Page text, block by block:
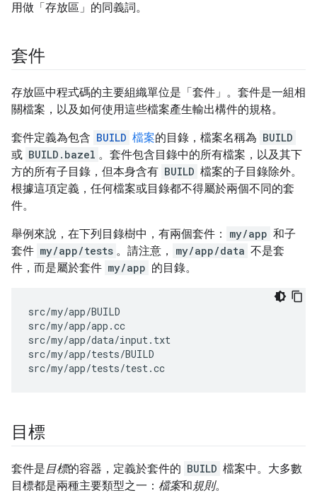
用做「存放區」的同義詞。
套件
存放區中程式碼的主要組織單位是「套件」 。套件是一組相
關檔案，以及如何使用這些檔案產生輸出構件的規格。
套件定義為包含 BUILD 檔案的目錄，檔案名稱為 BUILD
或 BUILD.bazel 。套件包含目錄中的所有檔案，以及其下
方的所有子目錄，但本身含有 BUILD 檔案的子目錄除外。
根據這項定義，任何檔案或目錄都不得屬於兩個不同的套
件。
舉例來說，在下列目錄樹中，有兩個套件： my/app 和子
套件 my/app/tests 。請注意， my/app/data 不是套
件，而是屬於套件 my/app 的目錄。
src/my/app/BUILD
src/my/app/app.cc
src/my/app/data/input.txt
src/my/app/tests/BUILD
目標
套件是目標的容器，定義於套件的 BUILD 檔案中。大多數
目標都是兩種主要類型之一： 檔案和規則。